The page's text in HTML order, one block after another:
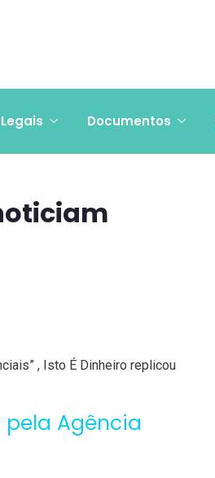
Documentos
, Isto É Dinheiro replicou
Agência